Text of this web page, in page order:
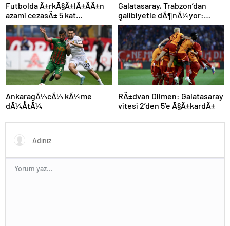
Futbolda Ä±rkÃ§Ä±lÄ±ÄÄ±n
azami cezasÄ± 5 kat
arttÄ±rÄ±ldÄ±
Galatasaray, Trabzon’dan
galibiyetle dÃ¶nÃ¼yor:
ÅampiyonluÄa 1 puan kaldÄ±!
AnkaragÃ¼cÃ¼ kÃ¼me
dÃ¼ÅtÃ¼
RÄ±dvan Dilmen: Galatasaray
vitesi 2’den 5’e Ã§Ä±kardÄ±